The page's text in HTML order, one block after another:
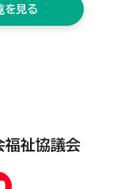
を見る